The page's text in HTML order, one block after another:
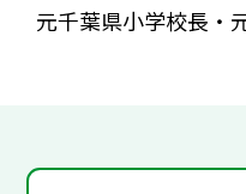
元千葉県小学校長・